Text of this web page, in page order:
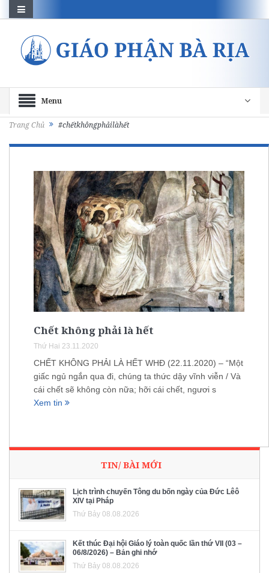
Menu
Trang Chủ #chếtkhôngphảilàhết
Chết không phải là hết
Thứ Hai 23.11.2020
CHẾT KHÔNG PHẢI LÀ HẾT WHĐ (22.11.2020) – “Một
giấc ngủ ngắn qua đi, chúng ta thức dậy vĩnh viễn / Và
cái chết sẽ không còn nữa; hỡi cái chết, ngươi s
Xem tin
TIN/ BÀI MỚI
Lịch trình chuyến Tông du bốn ngày của Đức Lêô
XIV tại Pháp
Thứ Bảy 08.08.2026
Kết thúc Đại hội Giáo lý toàn quốc lần thứ VII (03 –
06/8/2026) – Bản ghi nhớ
Thứ Bảy 08.08.2026